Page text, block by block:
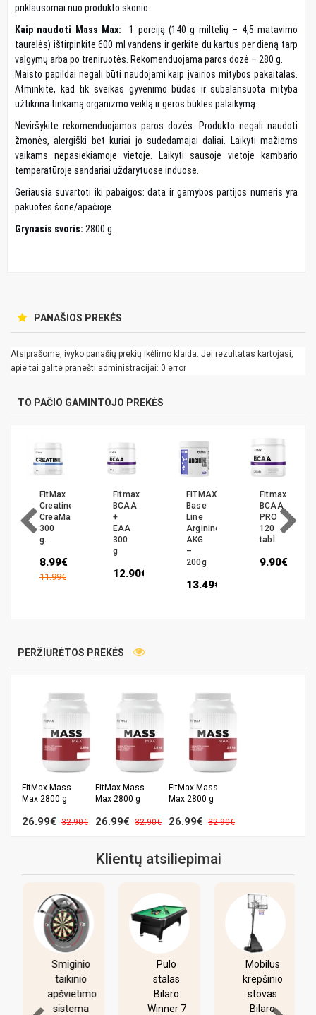
priklausomai nuo produkto skonio.
Kaip naudoti Mass Max:
1 porciją (140 g miltelių – 4,5 matavimo
taurelės) ištirpinkite 600 ml vandens ir gerkite du kartus per dieną tarp
valgymų arba po treniruotės. Rekomenduojama paros dozė – 280 g.
Maisto papildai negali būti naudojami kaip įvairios mitybos pakaitalas.
Atminkite, kad tik sveikas gyvenimo būdas ir subalansuota mityba
užtikrina tinkamą organizmo veiklą ir geros būklės palaikymą.
Neviršykite rekomenduojamos paros dozės. Produkto negali naudoti
žmonės, alergiški bet kuriai jo sudedamajai daliai. Laikyti mažiems
vaikams nepasiekiamoje vietoje. Laikyti sausoje vietoje kambario
temperatūroje sandariai uždarytuose induose.
Geriausia suvartoti iki pabaigos: data ir gamybos partijos numeris yra
pakuotės šone/apačioje.
Grynasis svoris: 2800 g.
PANAŠIOS PREKĖS
Atsiprašome, ivyko panašių prekių ikėlimo klaida. Jei rezultatas kartojasi,
apie tai galite pranešti administracijai: 0 error
TO PAČIO GAMINTOJO PREKĖS
FitMax
Creatine
CreaMax
300
g.
8.99€
11.99€
Fitmax
BCAA
+
EAA
300
g
12.90€
FITMAX
Base
Line
Arginine
AKG
–
200g
13.49€
Fitmax
BCAA
PRO
120
tabl.
9.90€
PERŽIŪRĖTOS PREKĖS
FitMax Mass
Max 2800 g
26.99€ 32.90€
FitMax Mass
Max 2800 g
26.99€ 32.90€
FitMax Mass
Max 2800 g
26.99€ 32.90€
Klientų atsiliepimai
Smiginio
taikinio
apšvietimo
sistema
Pulo
stalas
Bilaro
Winner 7
Mobilus
krepšinio
stovas
Bilaro